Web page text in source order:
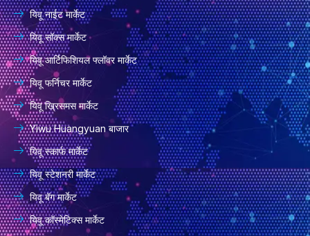
यिवू नाईट मार्केट
यिवू सॉक्स मार्केट
यिवू आर्टिफिशियल फ्लॉवर मार्केट
यिवू फर्निचर मार्केट
यिवू ख्रिसमस मार्केट
Yiwu Huangyuan बाजार
यिवू स्कार्फ मार्केट
यिवू स्टेशनरी मार्केट
यिवू बॅग मार्केट
यिवू कॉस्मेटिक्स मार्केट